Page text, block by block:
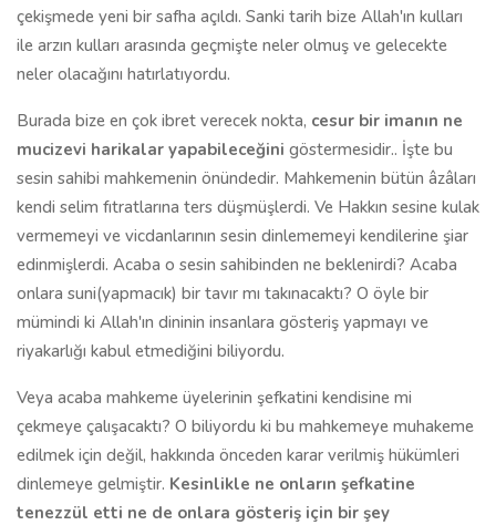
çekişmede yeni bir safha açıldı. Sanki tarih bize Allah'ın kulları
ile arzın kulları arasında geçmişte neler olmuş ve gelecekte
neler olacağını hatırlatıyordu.
Burada bize en çok ibret verecek nokta, cesur bir imanın ne
mucizevi harikalar yapabileceğini göstermesidir.. İşte bu
sesin sahibi mahkemenin önündedir. Mahkemenin bütün âzâları
kendi selim fıtratlarına ters düşmüşlerdi. Ve Hakkın sesine kulak
vermemeyi ve vicdanlarının sesin dinlememeyi kendilerine şiar
edinmişlerdi. Acaba o sesin sahibinden ne beklenirdi? Acaba
onlara suni(yapmacık) bir tavır mı takınacaktı? O öyle bir
mümindi ki Allah'ın dininin insanlara gösteriş yapmayı ve
riyakarlığı kabul etmediğini biliyordu.
Veya acaba mahkeme üyelerinin şefkatini kendisine mi
çekmeye çalışacaktı? O biliyordu ki bu mahkemeye muhakeme
edilmek için değil, hakkında önceden karar verilmiş hükümleri
dinlemeye gelmiştir. Kesinlikle ne onların şefkatine
tenezzül etti ne de onlara gösteriş için bir şey